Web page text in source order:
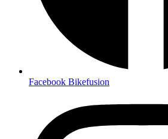
Facebook Bikefusion